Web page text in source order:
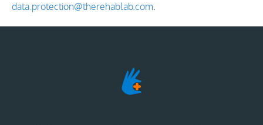
data.protection@therehablab.com.